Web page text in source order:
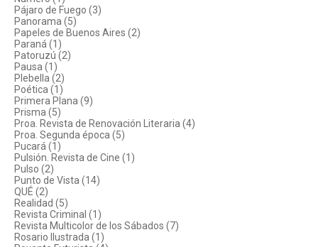
Pájaro de Fuego (3)
Panorama (5)
Papeles de Buenos Aires (2)
Paraná (1)
Patoruzú (2)
Pausa (1)
Plebella (2)
Poética (1)
Primera Plana (9)
Prisma (5)
Proa. Revista de Renovación Literaria (4)
Proa. Segunda época (5)
Pucará (1)
Pulsión. Revista de Cine (1)
Pulso (2)
Punto de Vista (14)
QUÉ (2)
Realidad (5)
Revista Criminal (1)
Revista Multicolor de los Sábados (7)
Rosario Ilustrada (1)